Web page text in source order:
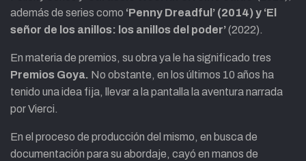
además de series como ‘Penny Dreadful’ (2014) y ‘El
señor de los anillos: los anillos del poder’(2022).
En materia de premios, su obra ya le ha significado tres
Premios Goya. No obstante, en los últimos 10 años ha
tenido una idea fija, llevar a la pantalla la aventura narrada
por Vierci.
En el proceso de producción del mismo, en busca de
documentación para su abordaje, cayó en manos de